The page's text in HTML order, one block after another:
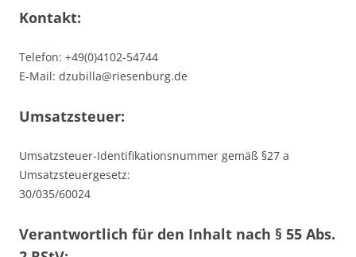
Kontakt:
Telefon: +49(0)4102-54744
E-Mail: dzubilla@riesenburg.de
Umsatzsteuer:
Umsatzsteuer-Identifikationsnummer gemäß §27 a
Umsatzsteuergesetz:
30/035/60024
Verantwortlich für den Inhalt nach § 55 Abs.